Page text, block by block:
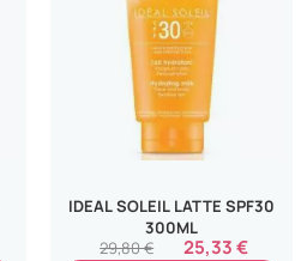
IDEAL SOLEIL LATTE SPF30
300ML
25,33 €
29,80 €